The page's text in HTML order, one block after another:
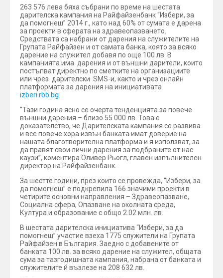
263 576 лева бяха събрани по време на шестата
дарителска кампания на Райфайзенбанк “Избери, за
да помогнеш” 2014 г., като над 60% от сумата е дарена
за проекти в сферата на здравеопазването.
Средствата са набрани от дарения на служителите на
Групата Райфайзен и от самата банка, която за всяко
дарение на служител добавя по още 100 лв. В
кампанията има дарения и от външни дарители, които
постъпват директно по сметките на организациите
или чрез дарителски SMS-и, както и чрез онлайн
платформата за дарения на инициативата
izberi.rbb.bg
“Тази година ясно се очерта тенденцията за повече
външни дарения – близо 55 000 лв. Това е
доказателство, че Дарителската кампания се развива
и все повече хора извън банката имат доверие на
нашата благотворителна платформа и я използват, за
да правят свои лични дарения за подбраните от нас
каузи”, коментира Оливер Рьогл, главен изпълнителен
директор на Райфайзенбанк.
За шестте години, през които се провежда, “Избери, за
да помогнеш” е подкрепила 166 значими проекти в
четирите основни направления – Здравеопазване,
Социална сфера, Опазване на околната среда,
Култура и образование с общо 2.02 млн. лв.
В шестата дарителска инициатива “Избери, за да
помогнеш” участие взеха 1775 служители на Групата
Райфайзен в България. Заедно с добавените от
банката 100 лв. за всяко дарение на служител, общата
сума за тазгодишната кампания, набрана от банката и
служителите й възлезе на 208 632 лв.